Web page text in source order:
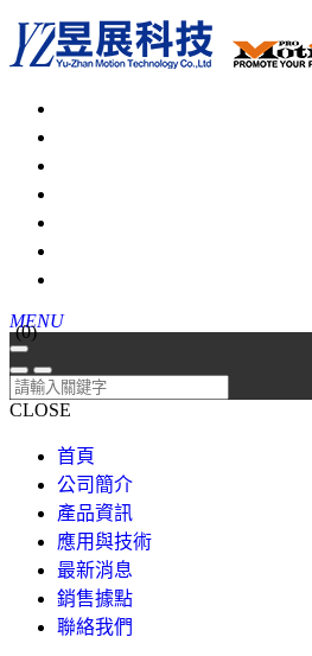
MENU
(0)
CLOSE
首頁
公司簡介
產品資訊
應用與技術
最新消息
銷售據點
聯絡我們